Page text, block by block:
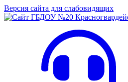
Версия сайта для слабовидящих